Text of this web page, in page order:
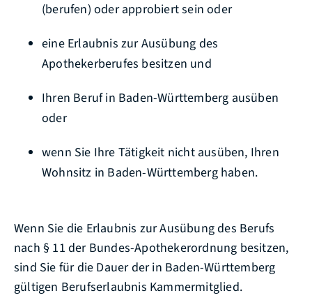
(berufen) oder approbiert sein oder
eine Erlaubnis zur Ausübung des
Apothekerberufes besitzen und
Ihren Beruf in Baden-Württemberg ausüben
oder
wenn Sie Ihre Tätigkeit nicht ausüben, Ihren
Wohnsitz in Baden-Württemberg haben.
Wenn Sie die Erlaubnis zur Ausübung des Berufs
nach § 11 der Bundes-Apothekerordnung besitzen,
sind Sie für die Dauer der in Baden-Württemberg
gültigen Berufserlaubnis Kammermitglied.